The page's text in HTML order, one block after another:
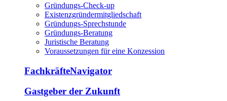
Gründungs-Check-up
Existenzgründermitgliedschaft
Gründungs-Sprechstunde
Gründungs-Beratung
Juristische Beratung
Voraussetzungen für eine Konzession
FachkräfteNavigator
Gastgeber der Zukunft